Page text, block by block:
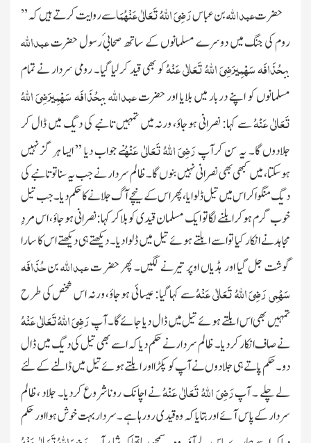
حضر تعبداللہبن عباسرَضِیَ اللہُ تَعَالٰی عَنْہُمَاسے روایت کرتے ہیں کہ’’
روم کی جنگ میں دوسرے مسلمانوںکے ساتھ صحابی ٔرسول حضرتعبداللہ
بنحُذَافَہ سَہْمِیرَضِیَ اللہُ تَعَالٰی عَنْہُکو بھی قید کرلیا گیا۔ رومی سردار نے تمام
مسلمانوںکو اپنے دربار میں بلایا اور حضرتعبداللہبنحُذَافَہ سَہْمِیرَضِیَ اللہُ
تَعَالٰی عَنْہُسے کہا: نصرانی ہوجاؤ، ورنہ میں تمہیں تانبے کی دیگ میں ڈال کر
جلادوں گا۔ یہ سن کرآپرَضِیَ اللہُ تَعَالٰی عَنْہُنے جواب دیا ’’ ایسا ہر گز نہیں
ہوسکتا، میں کبھی بھی نصرانینہیں بنوں گا۔ ظالم سردار نے جب یہ سنا تو تانبے کی
دیگ منگواکر اس میں تیل ڈلوایا، پھر اس کے نیچے آگ جلانے کا حکم دیا۔ جب تیل
خوب گرم ہوکرابلنے لگا تو ایک مسلمان قیدی کو بلاکر کہا: نصرانی ہوجاؤ، اس مردِ
مجاہدنے انکار کیا تو اسے ابلتے ہوئے تیل میں ڈلوا دیا۔ دیکھتے ہی دیکھتے اس کا سارا
گوشت جل گیا اور ہڈیاں اوپر تیرنے لگیں۔ پھر حضر تعبداللہبنحُذَافَہ
سَہْمِیرَضِیَ اللہُ تَعَالٰی عَنْہُسے کہا گیا: عیسائی ہوجاؤ، ورنہ اس شخص کی طرح
تمہیں بھی اس ابلتے ہوئے تیل میں ڈال دیا جائے گا۔ آپرَضِیَ اللہُ تَعَالٰی عَنْہُ
نے صاف انکار کردیا۔ ظالم سردار نے حکم دیا کہ اسے بھی تیل کی دیگ میں ڈال
دو۔ حکم پاتے ہی جلاد وں نے آپ کو پکڑا اور ابلتے ہوئے تیل میں ڈالنے کے لئے
لے چلے ۔ آپرَضِیَ اللہُ تَعَالٰی عَنْہُنے اچانک رونا شروع کردیا۔ جلاد ،ظالم
سردار کے پاس آئے اور بتایا کہ وہ قیدی رو رہا ہے ۔سردار بہت خوش ہوا اور حکم